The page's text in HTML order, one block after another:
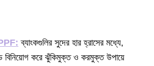
ব্যাংকগুলির সুদের হার হ্রাসের মধ্যে,
বিনিয়োগ করে ঝুঁকিমুক্ত ও করমুক্ত উপায়ে